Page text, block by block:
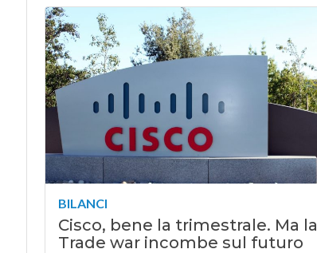
BILANCI
Cisco, bene la trimestrale. Ma la
Trade war incombe sul futuro